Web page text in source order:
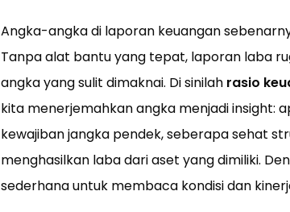
Angka-angka di laporan keuangan
Tanpa alat bantu yang tepat, laporan laba
angka yang sulit dimaknai. Di sinilah rasio
kita menerjemahkan angka menjadi insight:
kewajiban jangka pendek, seberapa sehat
menghasilkan laba dari aset yang dimiliki.
sederhana untuk membaca kondisi dan